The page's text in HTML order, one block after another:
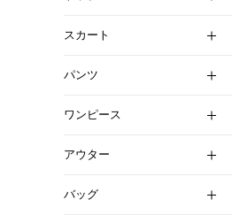
スカート
パンツ
ワンピース
アウター
バッグ